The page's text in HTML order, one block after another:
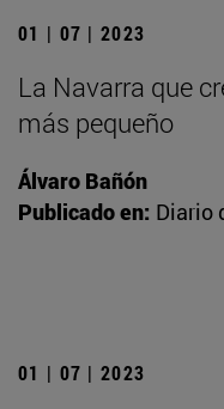
01 | 07 | 2023
La Navarra que
más pequeño
Álvaro Bañón
Publicado en: Diario
01 | 07 | 2023